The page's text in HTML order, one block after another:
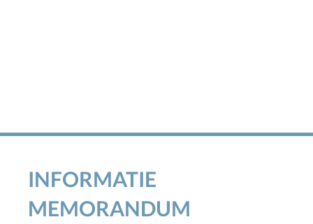
INFORMATIE
MEMORANDUM